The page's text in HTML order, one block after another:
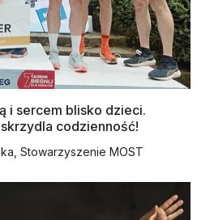
i sercem blisko dzieci.
codzienność!
Stowarzyszenie MOST